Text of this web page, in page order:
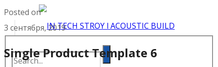
Posted on
3 сентября, 2019
Single Product Template 6